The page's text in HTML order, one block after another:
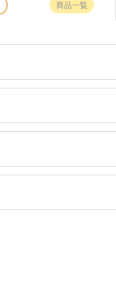
商品一覧